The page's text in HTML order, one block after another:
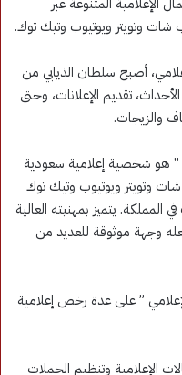
وتويتر ويوتيوب وتيك توك.
أصبح سلطان الذيابي من
تقديم الإعلانات، وحتى
والزيجات.
” هو شخصية إعلامية سعودية
وتويتر ويوتيوب وتيك توك
المملكة. يتميز بمهنيته العالية
وجهة موثوقة للعديد من
” على عدة رخص إعلامية
الإعلامية وتنظيم الحملات